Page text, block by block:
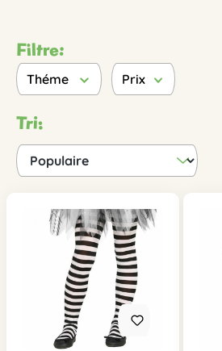
Filtre:
Théme Prix
Tri: